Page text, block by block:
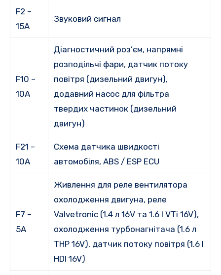
F2 –
15A
Звуковий сигнал
F10 –
10А
Діагностичний роз’єм, напрямні
розподільчі фари, датчик потоку
повітря (дизельний двигун),
додавний насос для фільтра
твердих частинок (дизельний
двигун)
F21 –
10A
Схема датчика швидкості
автомобіля, ABS / ESP ECU
F7 –
5А
Живлення для реле вентилятора
охолодження двигуна, реле
Valvetronic (1.4 л 16V та 1.6 l VTi 16V),
охолодження турбонагнітача (1.6 л
THP 16V), датчик потоку повітря (1.6 l
HDI 16V)